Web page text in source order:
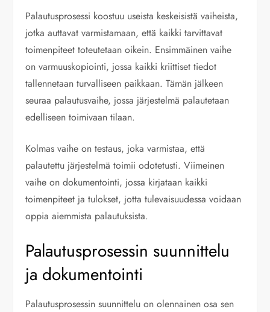
Palautusprosessi koostuu useista keskeisistä vaiheista,
jotka auttavat varmistamaan, että kaikki tarvittavat
toimenpiteet toteutetaan oikein. Ensimmäinen vaihe
on varmuuskopiointi, jossa kaikki kriittiset tiedot
tallennetaan turvalliseen paikkaan. Tämän jälkeen
seuraa palautusvaihe, jossa järjestelmä palautetaan
edelliseen toimivaan tilaan.
Kolmas vaihe on testaus, joka varmistaa, että
palautettu järjestelmä toimii odotetusti. Viimeinen
vaihe on dokumentointi, jossa kirjataan kaikki
toimenpiteet ja tulokset, jotta tulevaisuudessa voidaan
oppia aiemmista palautuksista.
Palautusprosessin suunnittelu
ja dokumentointi
Palautusprosessin suunnittelu on olennainen osa sen